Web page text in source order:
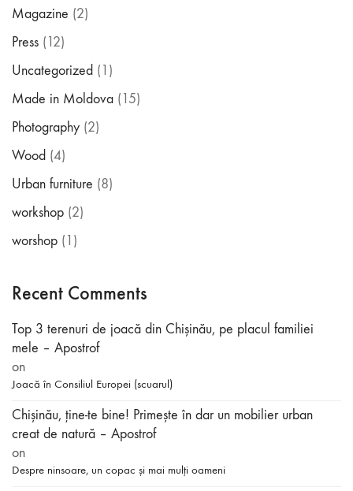
Magazine (2)
Press (12)
Uncategorized (1)
Made in Moldova (15)
Photography (2)
Wood (4)
Urban furniture (8)
workshop (2)
worshop (1)
Recent Comments
Top 3 terenuri de joacă din Chișinău, pe placul familiei
mele – Apostrof
on
Joacă în Consiliul Europei (scuarul)
Chișinău, ține-te bine! Primește în dar un mobilier urban
creat de natură – Apostrof
on
Despre ninsoare, un copac și mai mulți oameni